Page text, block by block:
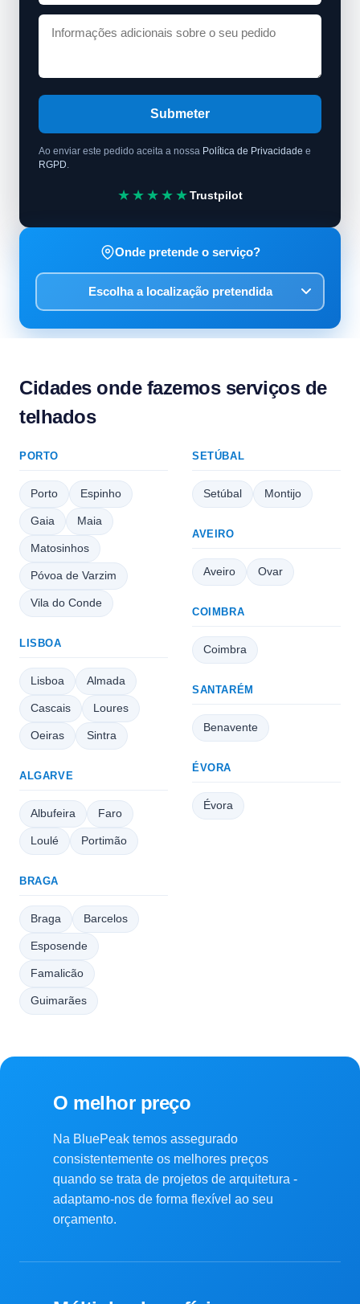
Submeter
Ao enviar este pedido aceita a nossa Política de Privacidade e
RGPD
★★★★★Trustpilot
Onde pretende o serviço?
Cidades onde fazemos serviços de
telhados
PORTO
Porto Espinho
Gaia Maia
Matosinhos
Póvoa de Varzim
Vila do Conde
LISBOA
Lisboa Almada
Cascais Loures
Oeiras Sintra
ALGARVE
Albufeira Faro
Loulé Portimão
BRAGA
Braga Barcelos
Esposende
Famalicão
Guimarães
SETÚBAL
Setúbal Montijo
AVEIRO
Aveiro Ovar
COIMBRA
Coimbra
SANTARÉM
Benavente
ÉVORA
Évora
O melhor preço
Na BluePeak temos assegurado
consistentemente os melhores preços
quando se trata de projetos de arquitetura -
adaptamo-nos de forma flexível ao seu
orçamento.